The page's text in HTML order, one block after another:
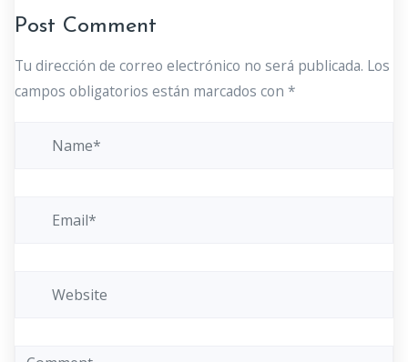
Post Comment
Tu dirección de correo electrónico no será publicada. Los
campos obligatorios están marcados con *